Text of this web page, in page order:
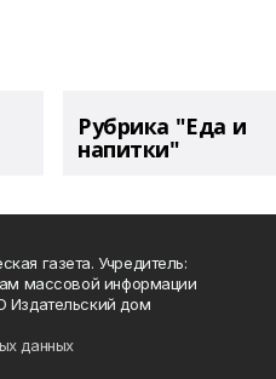
Рубрика "Еда и
напитки"
газета. Учредитель:
массовой информации
Издательский дом
данных